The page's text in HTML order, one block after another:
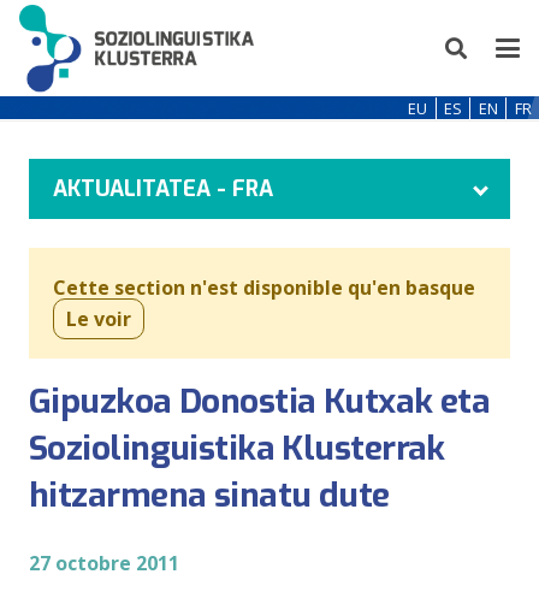
EU ES EN FR
AKTUALITATEA - FRA
Cette section n'est disponible qu'en basque
Le voir
Gipuzkoa Donostia Kutxak eta
Soziolinguistika Klusterrak
hitzarmena sinatu dute
27 octobre 2011